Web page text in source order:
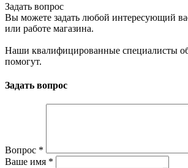
Задать вопрос
Вы можете задать любой интересующий
или работе магазина.
Наши квалифицированные специалисты
помогут.
Задать вопрос
Вопрос *
Ваше имя *